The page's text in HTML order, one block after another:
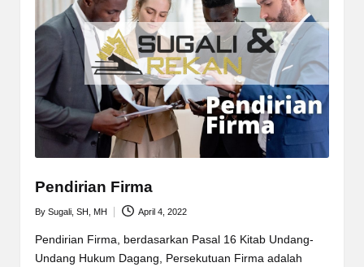
Pendirian Firma
Posted
by
By Sugali, SH, MH April 4, 2022
Pendirian Firma, berdasarkan Pasal 16 Kitab Undang-
Undang Hukum Dagang, Persekutuan Firma adalah